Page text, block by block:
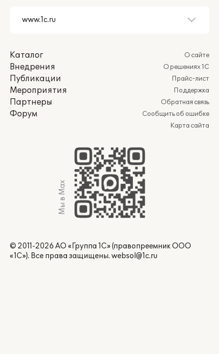
Каталог
Внедрения
Публикации
Мероприятия
Партнеры
Форум
О сайте
О решениях 1С
Прайс-лист
Поддержка
Обратная связь
Сообщить об ошибке
Карта сайта
Мы в Max
© 2011-2026 АО «Группа 1С» (правопреемник ООО
«1С»). Все права защищены. websol@1c.ru